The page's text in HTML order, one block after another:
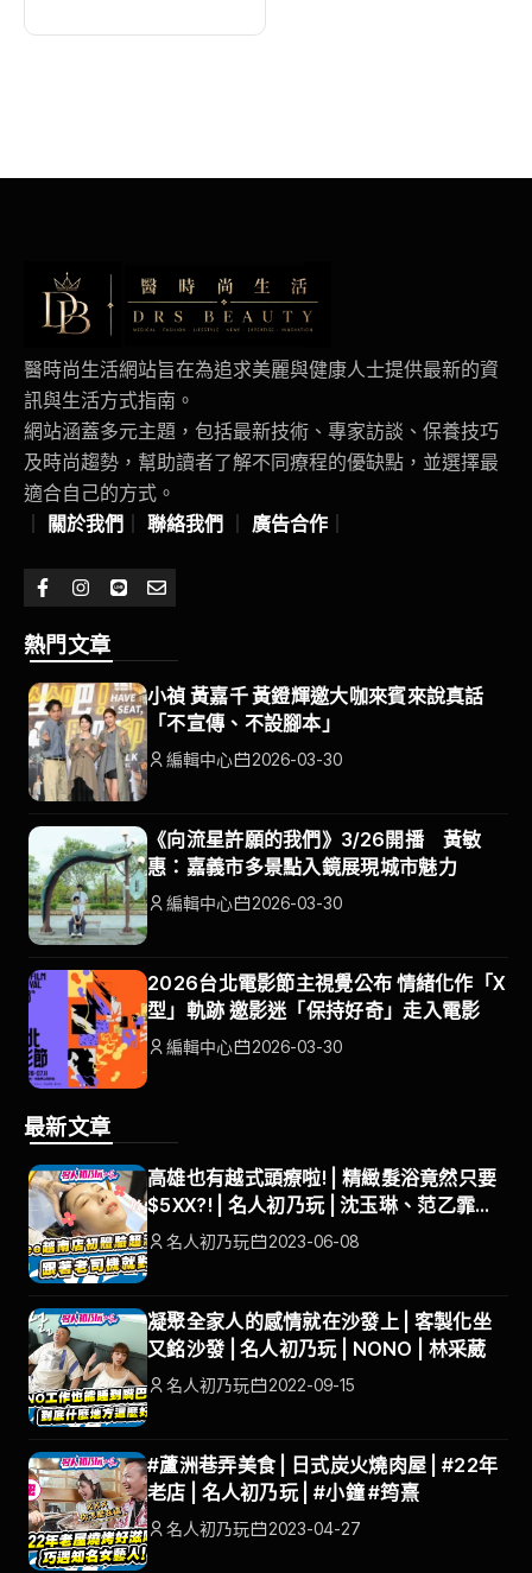
醫時尚生活網站旨在為追求美麗與健康人士提供最新的資
訊與生活方式指南。
網站涵蓋多元主題，包括最新技術、專家訪談、保養技巧
及時尚趨勢，幫助讀者了解不同療程的優缺點，並選擇最
適合自己的方式。
關於我們 聯絡我們 廣告合作
熱門文章
小禎 黃嘉千 黃鐙輝邀大咖來賓來說真話
「不宣傳、不設腳本」
編輯中心 2026-03-30
《向流星許願的我們》3/26開播 黃敏
惠：嘉義市多景點入鏡展現城市魅力
編輯中心 2026-03-30
2026台北電影節主視覺公布 情緒化作「X
型」軌跡 邀影迷「保持好奇」走入電影
編輯中心 2026-03-30
最新文章
高雄也有越式頭療啦! | 精緻髮浴竟然只要
$5XX?! | 名人初乃玩 | 沈玉琳、范乙霏
ALBEE | #默 越式頭療會館
名人初乃玩 2023-06-08
凝聚全家人的感情就在沙發上 | 客製化坐
又銘沙發 | 名人初乃玩 | NONO | 林采葳
名人初乃玩 2022-09-15
#蘆洲巷弄美食 | 日式炭火燒肉屋 | #22年
老店 | 名人初乃玩 | #小鐘 #筠熹
名人初乃玩 2023-04-27